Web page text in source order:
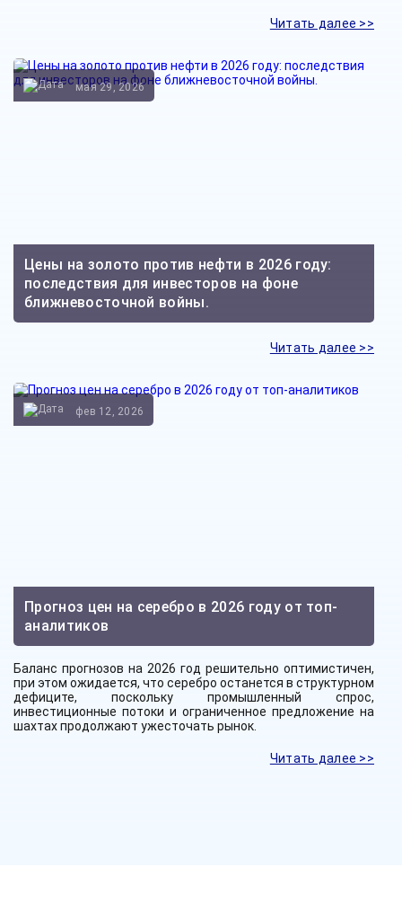
Читать далее >>
Цены на золото против нефти в 2026 году:
последствия для инвесторов на фоне
ближневосточной войны.
мая 29, 2026
Читать далее >>
Прогноз цен на серебро в 2026 году от топ-
аналитиков
фев 12, 2026
Баланс прогнозов на 2026 год решительно оптимистичен,
при этом ожидается, что серебро останется в структурном
дефиците, поскольку промышленный спрос,
инвестиционные потоки и ограниченное предложение на
шахтах продолжают ужесточать рынок.
Читать далее >>